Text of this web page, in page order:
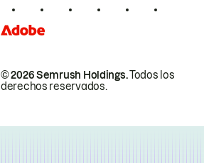
© 2026 Semrush Holdings.Todos los
derechos reservados.